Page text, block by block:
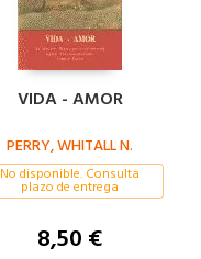
VIDA - AMOR
PERRY, WHITALL N.
No disponible. Consulta
plazo de entrega
8,50 €